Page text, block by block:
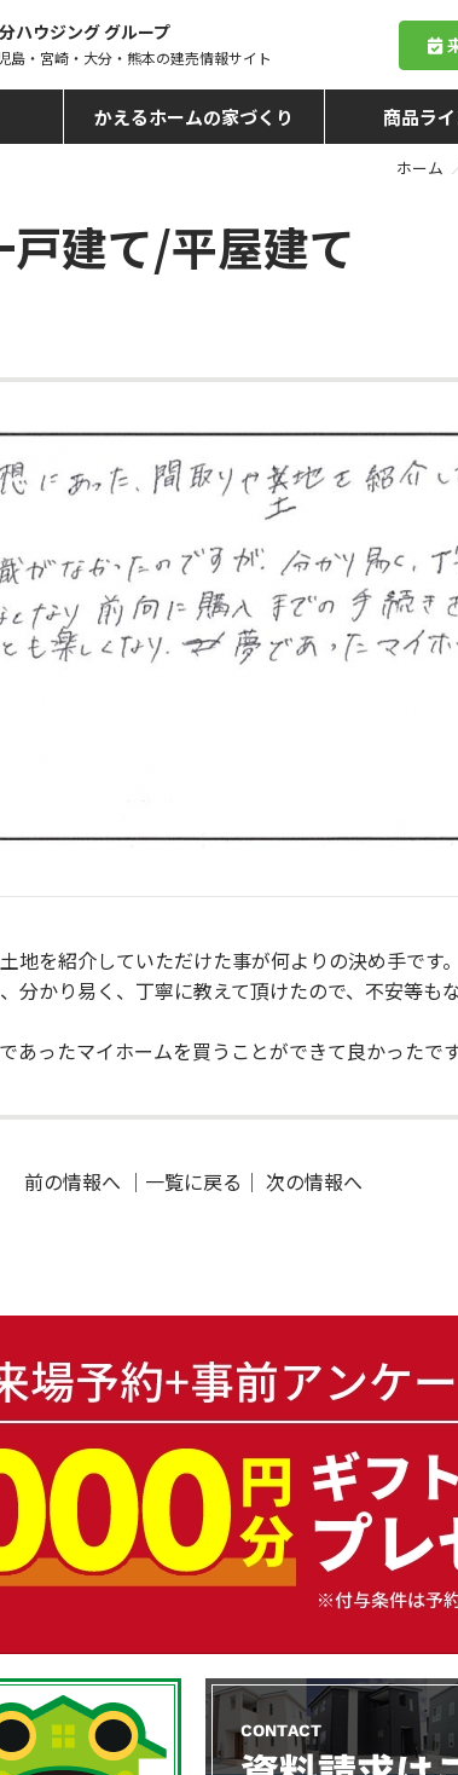
ハウジング グループ
島・宮崎・大分・熊本の建売情報サイト
かえるホームの家づくり 商品ラ
ホーム
建て/平屋建て
を紹介していただけた事が何よりの決め手です。
分かり易く、丁寧に教えて頂けたので、不安等も
あったマイホームを買うことができて良かったで
前の情報へ ｜ 一覧に戻る ｜ 次の情報へ